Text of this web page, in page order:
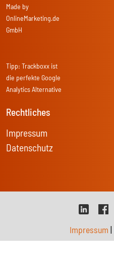
Made by
OnlineMarketing.de
GmbH
Tipp: Trackboxx ist
die perfekte Google
Analytics Alternative
Rechtliches
Impressum
Datenschutz
Impressum |